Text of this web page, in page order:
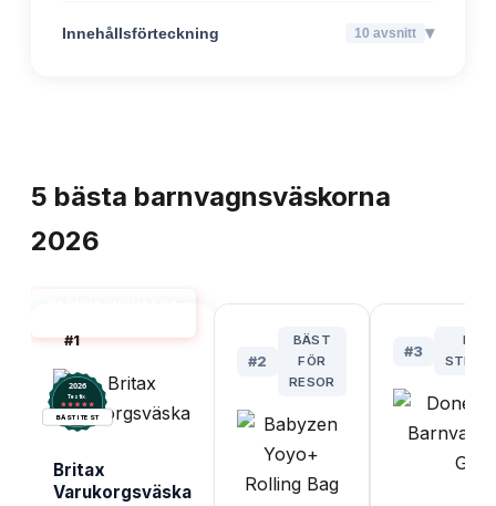
Innehållsförteckning 10 avsnitt ▾
5 bästa barnvagnsväskorna
2026
#1
2026
Testix.
BÄST I TEST
Britax
Varukorgsväska
#2
BÄST
FÖR
RESOR
#3